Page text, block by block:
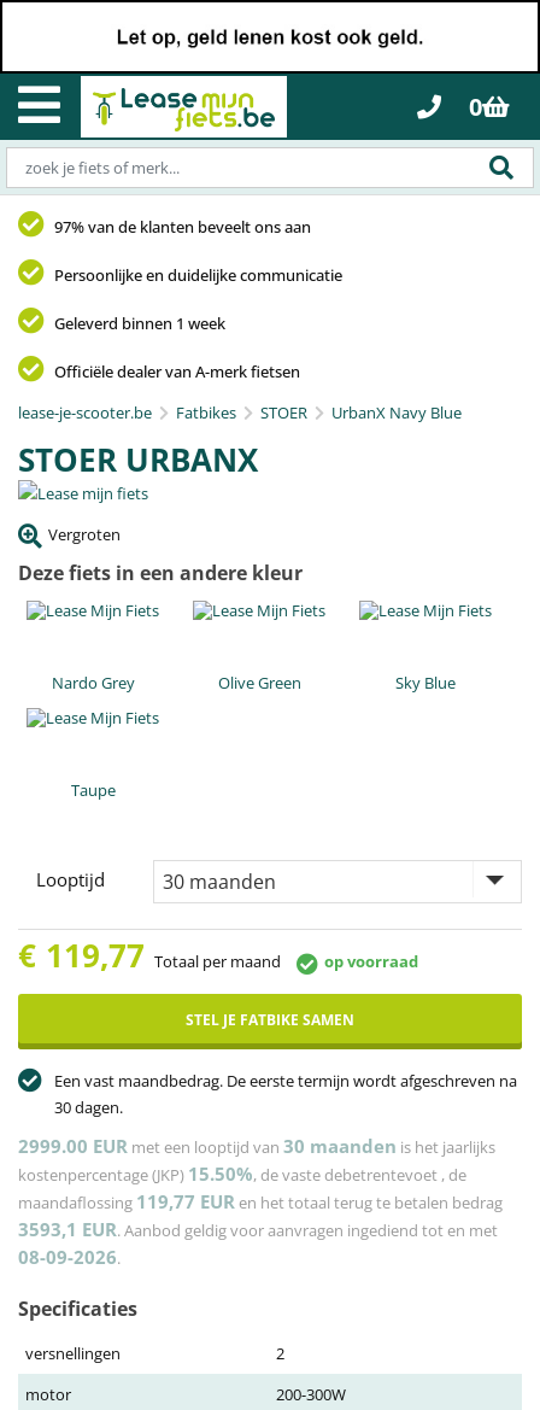
0
97% van de klanten beveelt ons aan
Persoonlijke en duidelijke communicatie
Geleverd binnen 1 week
Officiële dealer van A-merk fietsen
lease-je-scooter.be
Fatbikes STOER UrbanX Navy Blue
STOER URBANX
Vergroten
Deze fiets in een andere kleur
Nardo Grey Olive Green Sky Blue
Taupe
Looptijd
€ 119,77 Totaal per maand op voorraad
STEL JE FATBIKE SAMEN
Een vast maandbedrag. De eerste termijn wordt afgeschreven na
30 dagen.
2999.00 EUR met een looptijd van 30 maanden is het jaarlijks
kostenpercentage (JKP) 15.50%, de vaste debetrentevoet , de
maandaflossing 119,77 EURen het totaal terug te betalen bedrag
3593,1 EUR. Aanbod geldig voor aanvragen ingediend tot en met
08-09-2026.
Specificaties
versnellingen
2
motor
200-300W